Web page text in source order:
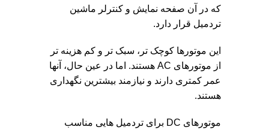
که در آن صفحه نمایش و کنترلر ماشین
تردمیل قرار دارد.
این موتورها کوچک تر، سبک تر و کم هزینه تر
از موتورهای AC هستند. اما در عین حال، آنها
عمر کمتری دارند و نیازمند بیشترین نگهداری
هستند.
موتورهای DC برای تردمیل هایی مناسب